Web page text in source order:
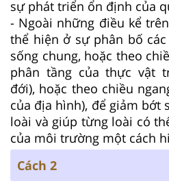
sự phát triển ổn định của
- Ngoài những điều kể
thể hiện ở sự phân bố
sống chung, hoặc theo
phân tầng của thực vật
đới), hoặc theo chiều
của địa hình), để giảm bớt
loài và giúp từng loài có
của môi trường một cách
Cách 2